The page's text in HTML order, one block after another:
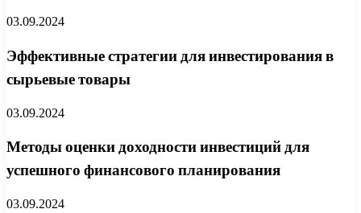
03.09.2024
Эффективные стратегии для инвестирования в
сырьевые товары
03.09.2024
Методы оценки доходности инвестиций для
успешного финансового планирования
03.09.2024